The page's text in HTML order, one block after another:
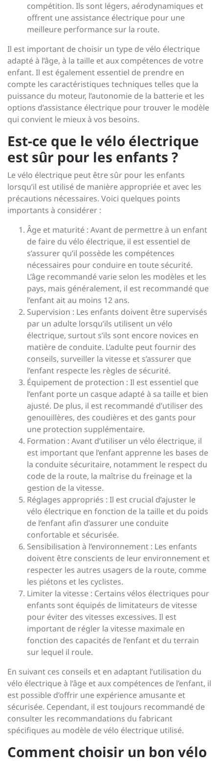
compétition. Ils sont légers, aérodynamiques et
offrent une assistance électrique pour une
meilleure performance sur la route.
Il est important de choisir un type de vélo électrique
adapté à l’âge, à la taille et aux compétences de votre
enfant. Il est également essentiel de prendre en
compte les caractéristiques techniques telles que la
puissance du moteur, l’autonomie de la batterie et les
options d’assistance électrique pour trouver le modèle
qui convient le mieux à vos besoins.
Est-ce que le vélo électrique
est sûr pour les enfants ?
Le vélo électrique peut être sûr pour les enfants
lorsqu’il est utilisé de manière appropriée et avec les
précautions nécessaires. Voici quelques points
importants à considérer :
Âge et maturité : Avant de permettre à un enfant
de faire du vélo électrique, il est essentiel de
s’assurer qu’il possède les compétences
nécessaires pour conduire en toute sécurité.
L’âge recommandé varie selon les modèles et les
pays, mais généralement, il est recommandé que
l’enfant ait au moins 12 ans.
Supervision : Les enfants doivent être supervisés
par un adulte lorsqu’ils utilisent un vélo
électrique, surtout s’ils sont encore novices en
matière de conduite. L’adulte peut fournir des
conseils, surveiller la vitesse et s’assurer que
l’enfant respecte les règles de sécurité.
Équipement de protection : Il est essentiel que
l’enfant porte un casque adapté à sa taille et bien
ajusté. De plus, il est recommandé d’utiliser des
genouillères, des coudières et des gants pour
une protection supplémentaire.
Formation : Avant d’utiliser un vélo électrique, il
est important que l’enfant apprenne les bases de
la conduite sécuritaire, notamment le respect du
code de la route, la maîtrise du freinage et la
gestion de la vitesse.
Réglages appropriés : Il est crucial d’ajuster le
vélo électrique en fonction de la taille et du poids
de l’enfant afin d’assurer une conduite
confortable et sécurisée.
Sensibilisation à l’environnement : Les enfants
doivent être conscients de leur environnement et
respecter les autres usagers de la route, comme
les piétons et les cyclistes.
Limiter la vitesse : Certains vélos électriques pour
enfants sont équipés de limitateurs de vitesse
pour éviter des vitesses excessives. Il est
important de régler la vitesse maximale en
fonction des capacités de l’enfant et du terrain
sur lequel il roule.
En suivant ces conseils et en adaptant l’utilisation du
vélo électrique à l’âge et aux compétences de l’enfant, il
est possible d’offrir une expérience amusante et
sécurisée. Cependant, il est toujours recommandé de
consulter les recommandations du fabricant
spécifiques au modèle de vélo électrique utilisé.
Comment choisir un bon vélo